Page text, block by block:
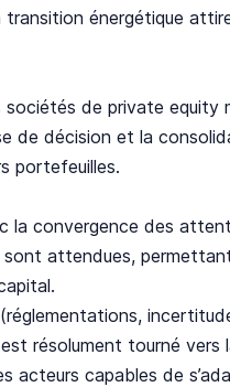
énergétique
de private equity
de décision et la
portefeuilles.
la convergence des
attendues,
résolument tourné vers
acteurs capables de